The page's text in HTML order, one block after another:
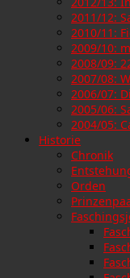
2011/12:
2010/11:
2009/10:
2008/09:
2007/08:
2006/07:
2005/06:
2004/05:
Historie
Chronik
Orden